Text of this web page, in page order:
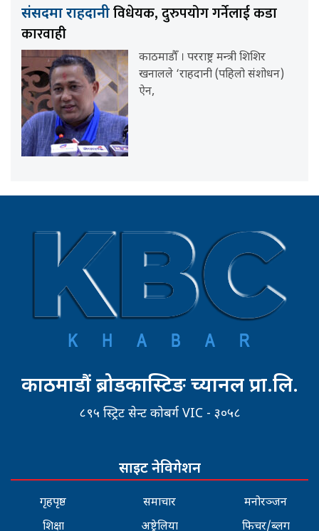
संसदमा राहदानीविधेयक, दुरुपयोग गर्नेलाई कडा
कारवाही
काठमाडौँ । परराष्ट्र मन्त्री शिशिर
खनालले ‘राहदानी (पहिलो संशोधन)
ऐन,
काठमाडौं ब्रोडकास्टिङ च्यानल प्रा.लि.
८९५ स्ट्रिट सेन्ट कोबर्ग VIC - ३०५८
साइट नेविगेशन
गृहपृष्ठ
शिक्षा
समाचार
अष्ट्रेलिया
मनोरञ्जन
फिचर/ब्लग